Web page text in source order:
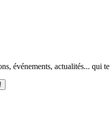
événements, actualités... qui